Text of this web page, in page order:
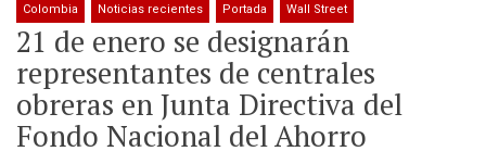
Colombia Noticias recientes Portada Wall Street
21 de enero se designarán
representantes de centrales
obreras en Junta Directiva del
Fondo Nacional del Ahorro